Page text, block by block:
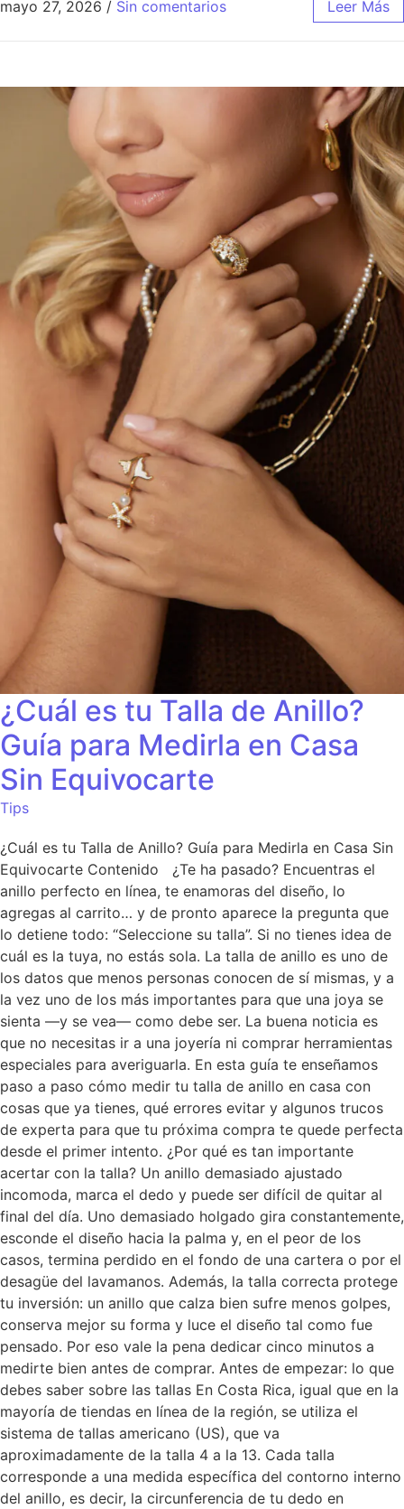
mayo 27, 2026 / Sin comentarios Leer Más
¿Cuál es tu Talla de Anillo?
Guía para Medirla en Casa
Sin Equivocarte
Tips
¿Cuál es tu Talla de Anillo? Guía para Medirla en Casa Sin
Equivocarte Contenido ¿Te ha pasado? Encuentras el
anillo perfecto en línea, te enamoras del diseño, lo
agregas al carrito… y de pronto aparece la pregunta que
lo detiene todo: “Seleccione su talla”. Si no tienes idea de
cuál es la tuya, no estás sola. La talla de anillo es uno de
los datos que menos personas conocen de sí mismas, y a
la vez uno de los más importantes para que una joya se
sienta —y se vea— como debe ser. La buena noticia es
que no necesitas ir a una joyería ni comprar herramientas
especiales para averiguarla. En esta guía te enseñamos
paso a paso cómo medir tu talla de anillo en casa con
cosas que ya tienes, qué errores evitar y algunos trucos
de experta para que tu próxima compra te quede perfecta
desde el primer intento. ¿Por qué es tan importante
acertar con la talla? Un anillo demasiado ajustado
incomoda, marca el dedo y puede ser difícil de quitar al
final del día. Uno demasiado holgado gira constantemente,
esconde el diseño hacia la palma y, en el peor de los
casos, termina perdido en el fondo de una cartera o por el
desagüe del lavamanos. Además, la talla correcta protege
tu inversión: un anillo que calza bien sufre menos golpes,
conserva mejor su forma y luce el diseño tal como fue
pensado. Por eso vale la pena dedicar cinco minutos a
medirte bien antes de comprar. Antes de empezar: lo que
debes saber sobre las tallas En Costa Rica, igual que en la
mayoría de tiendas en línea de la región, se utiliza el
sistema de tallas americano (US), que va
aproximadamente de la talla 4 a la 13. Cada talla
corresponde a una medida específica del contorno interno
del anillo, es decir, la circunferencia de tu dedo en